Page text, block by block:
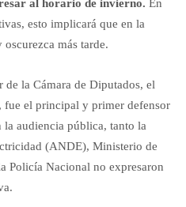
al horario de invierno. En
esto implicará que en la
más tarde.
la Cámara de Diputados, el
el principal y primer defensor
audiencia pública, tanto la
(ANDE), Ministerio de
Policía Nacional no expresaron